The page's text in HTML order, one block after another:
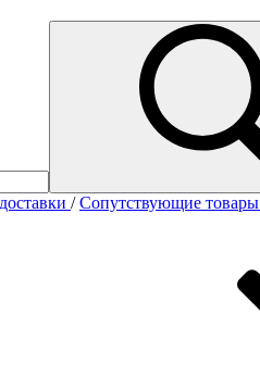
/Сопутствующие товары